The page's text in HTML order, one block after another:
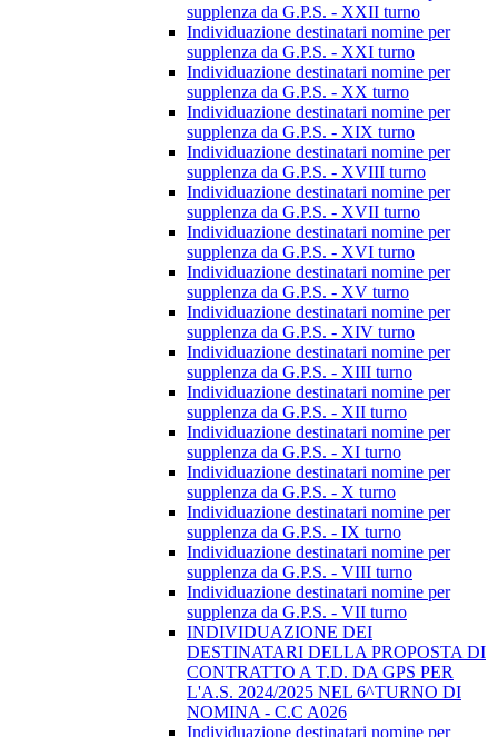
supplenza da G.P.S. - XXII turno
Individuazione destinatari nomine per
supplenza da G.P.S. - XXI turno
Individuazione destinatari nomine per
supplenza da G.P.S. - XX turno
Individuazione destinatari nomine per
supplenza da G.P.S. - XIX turno
Individuazione destinatari nomine per
supplenza da G.P.S. - XVIII turno
Individuazione destinatari nomine per
supplenza da G.P.S. - XVII turno
Individuazione destinatari nomine per
supplenza da G.P.S. - XVI turno
Individuazione destinatari nomine per
supplenza da G.P.S. - XV turno
Individuazione destinatari nomine per
supplenza da G.P.S. - XIV turno
Individuazione destinatari nomine per
supplenza da G.P.S. - XIII turno
Individuazione destinatari nomine per
supplenza da G.P.S. - XII turno
Individuazione destinatari nomine per
supplenza da G.P.S. - XI turno
Individuazione destinatari nomine per
supplenza da G.P.S. - X turno
Individuazione destinatari nomine per
supplenza da G.P.S. - IX turno
Individuazione destinatari nomine per
supplenza da G.P.S. - VIII turno
Individuazione destinatari nomine per
supplenza da G.P.S. - VII turno
INDIVIDUAZIONE DEI
DESTINATARI DELLA PROPOSTA DI
CONTRATTO A T.D. DA GPS PER
L'A.S. 2024/2025 NEL 6^TURNO DI
NOMINA - C.C A026
Individuazione destinatari nomine per